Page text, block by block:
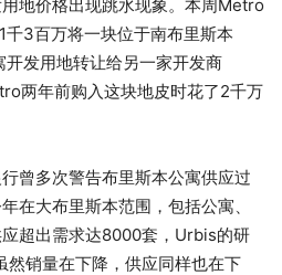
地价格出现跳水现象。本周Metro
3百万将一块位于南布里斯本
发用地转让给另一家开发商
两年前购入这块地皮时花了2千万
曾多次警告布里斯本公寓供应过
在大布里斯本范围，包括公寓、
超出需求达8000套，Urbis的研
然销量在下降，供应同样也在下